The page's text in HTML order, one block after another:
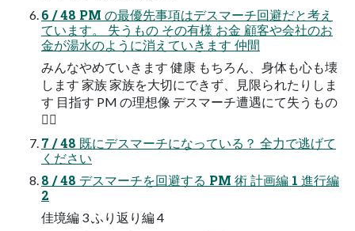
6 / 48 PM の最優先事項はデスマーチ回避だと考え
ています。 失うもの その有様 お金 顧客や会社のお
金が湯水のように消えていきます 仲間
みんなやめていきます 健康 もちろん、身体も心も壊
します 家族 家族を大切にできず、見限られたりしま
す 目指す PM の理想像 デスマーチ遭遇にて失うもの

7 / 48 既にデスマーチになっている？ 全力で逃げて
ください
8 / 48 デスマーチを回避する PM 術 計画編 1 進行編
2
佳境編 3 ふり返り編 4